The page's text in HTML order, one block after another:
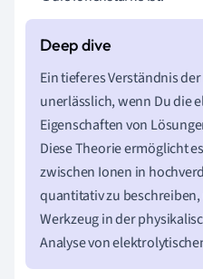
Ein tieferes Verständnis
unerlässlich, wenn Du die
Eigenschaften von
Diese Theorie ermöglicht
zwischen Ionen in
quantitativ zu
Werkzeug in der
Analyse von